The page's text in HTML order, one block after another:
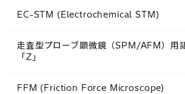
EC-STM (Electrochemical STM)
走査型プローブ顕微鏡（SPM/AFM）用
「Z」
FFM (Friction Force Microscope)